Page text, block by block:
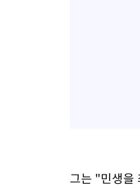
그는 "민생을